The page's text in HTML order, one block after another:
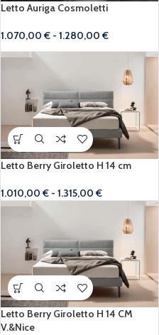
Letto Auriga Cosmoletti
1.070,00€ - 1.280,00€
Letto Berry Giroletto H 14 cm
1.010,00€ - 1.315,00€
Letto Berry Giroletto H 14 CM
V.&Nice